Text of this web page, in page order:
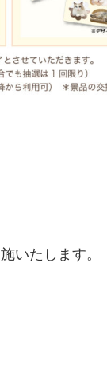
いたします。